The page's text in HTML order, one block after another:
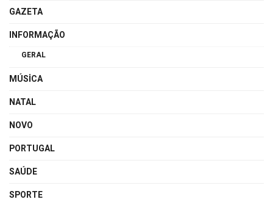
GAZETA
INFORMAÇÃO
GERAL
MÚSICA
NATAL
NOVO
PORTUGAL
SAÚDE
SPORTE